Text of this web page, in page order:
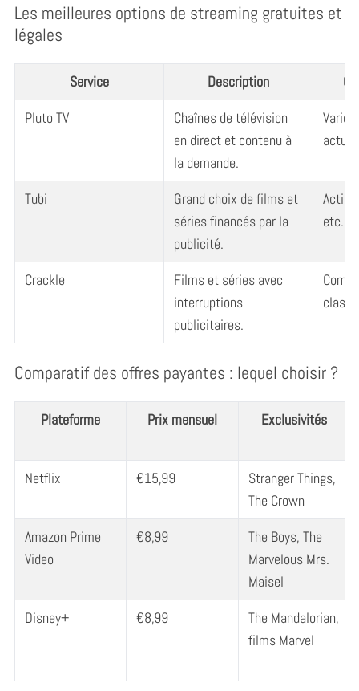
Les meilleures options de streaming gratuites et
légales
Service Description
Pluto TV
Chaînes de télévision
en direct et contenu à
la demande.
Varie;
Tubi
Grand choix de films et
séries financés par la
publicité.
etc.
Crackle
Films et séries avec
interruptions
publicitaires.
Comparatif des offres payantes : lequel choisir ?
Plateforme Prix mensuel Exclusivités
Netflix €15,99
Stranger Things,
The Crown
Amazon Prime
Video
€8,99
The Boys, The
Marvelous Mrs.
Maisel
Disney+
€8,99
The Mandalorian,
films Marvel